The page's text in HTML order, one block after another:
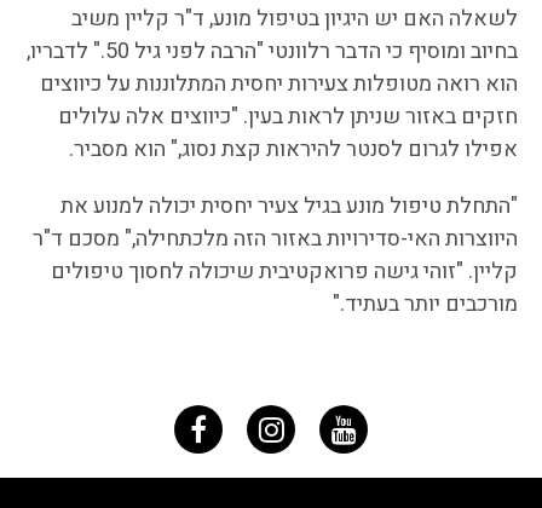
לשאלה האם יש היגיון בטיפול מונע, ד"ר קליין משיב
בחיוב ומוסיף כי הדבר רלוונטי "הרבה לפני גיל 50." לדבריו,
הוא רואה מטופלות צעירות יחסית המתלוננות על כיווצים
חזקים באזור שניתן לראות בעין. "כיווצים אלה עלולים
אפילו לגרום לסנטר להיראות קצת נסוג," הוא מסביר.
"התחלת טיפול מונע בגיל צעיר יחסית יכולה למנוע את
היווצרות האי-סדירויות באזור הזה מלכתחילה," מסכם ד"ר
קליין. "זוהי גישה פרואקטיבית שיכולה לחסוך טיפולים
מורכבים יותר בעתיד."